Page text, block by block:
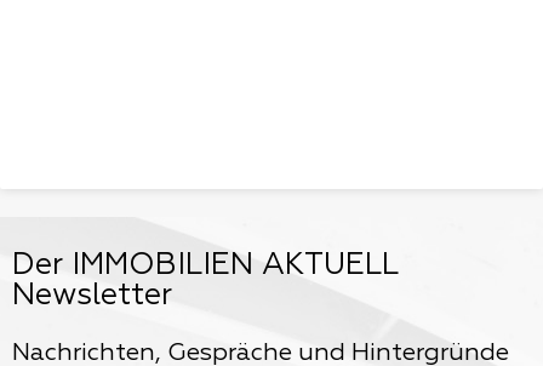
Der IMMOBILIEN AKTUELL
Newsletter
Nachrichten, Gespräche und Hintergründe